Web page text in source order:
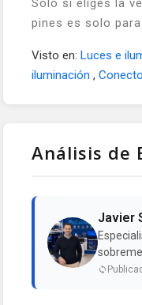
Solo si eliges la
pines es solo
Visto en: Luces e
iluminación ,
Análisis de
Javier